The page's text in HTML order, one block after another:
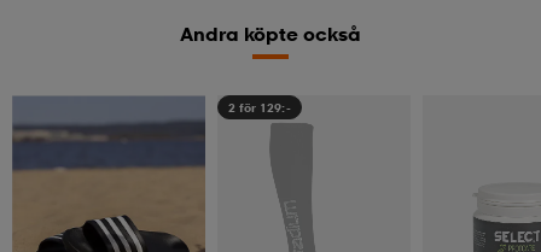
Andra köpte också
2 för 129:-